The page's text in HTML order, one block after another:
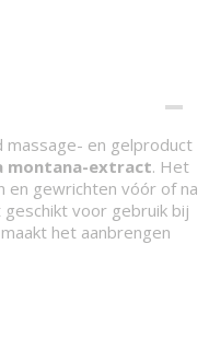
massage- en gelproduct
montana-extract. Het
en gewrichten vóór of na
voor gebruik bij
het aanbrengen